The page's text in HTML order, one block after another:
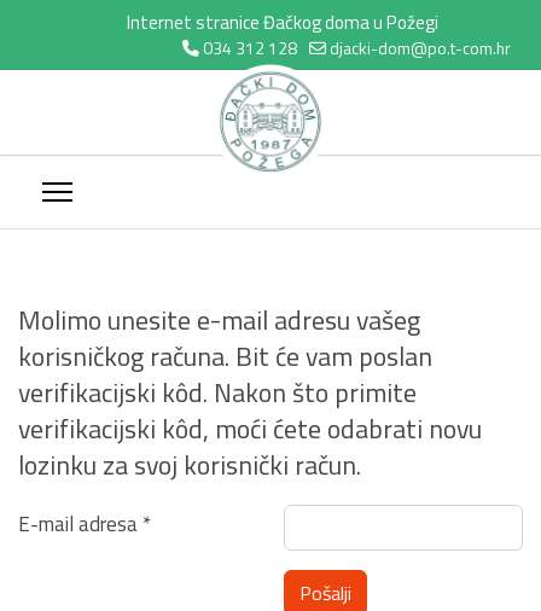
Internet stranice Đačkog doma u Požegi
034 312 128 djacki-dom@po.t-com.hr
Molimo unesite e-mail adresu vašeg
korisničkog računa. Bit će vam poslan
verifikacijski kôd. Nakon što primite
verifikacijski kôd, moći ćete odabrati novu
lozinku za svoj korisnički račun.
E-mail adresa*
Pošalji